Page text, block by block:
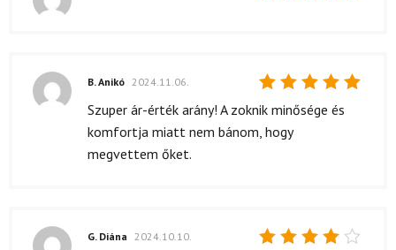
Értékelés:
B. Anikó 2024.11.06.
Szuper ár-érték arány! A zoknik minősége és
komfortja miatt nem bánom, hogy
megvettem őket.
G. Diána 2024.10.10.